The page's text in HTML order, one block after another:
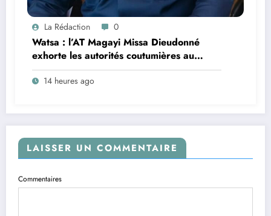
La Rédaction 0
Watsa : l’AT Magayi Missa Dieudonné
exhorte les autorités coutumières au
recensement et à l’identification de la
population en vue de renforcer la
14 heures ago
LAISSER UN COMMENTAIRE
Commentaires